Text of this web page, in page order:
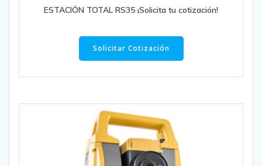
ESTACIÓN TOTAL RS35 ¡Solicita tu cotización!
Solicitar Cotización